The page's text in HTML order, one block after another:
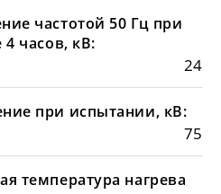
частотой 50 Гц при
часов, кВ:
24
при испытании, кВ:
75
температура нагрева